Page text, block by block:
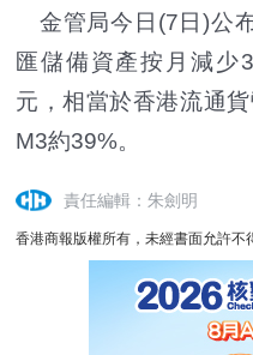
金管局今日(7日)公
匯儲備資產按月減少
元，相當於香港流通
M3約39%。
責任編輯：朱劍明
香港商報版權所有，未經書面允許不